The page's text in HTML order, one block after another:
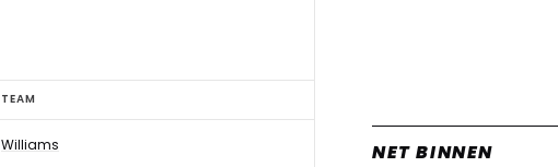
TEAM
Williams NET BINNEN